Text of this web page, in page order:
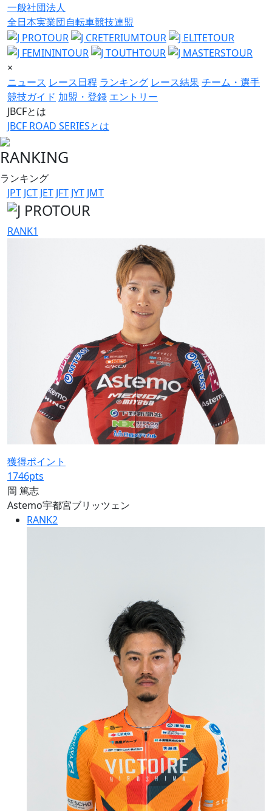
一般社団法人
全日本実業団自転車競技連盟
×
ニュース レース日程 ランキング レース結果チーム・選手
競技ガイド 加盟・登録 エントリー
JBCFとは
JBCF ROAD SERIESとは
RANKING
ランキング
JPT JCT JET JFT JYT JMT
RANK1
獲得ポイント
1746pts
岡 篤志
Astemo宇都宮ブリッツェン
RANK2